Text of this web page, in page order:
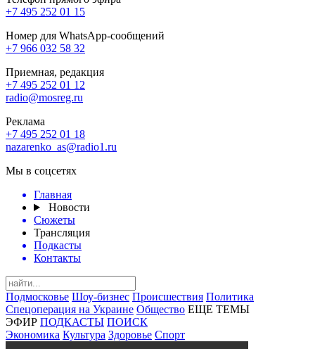
+7 495 252 01 15
Номер для WhatsApp-сообщений
+7 966 032 58 32
Приемная, редакция
+7 495 252 01 12
radio@mosreg.ru
Реклама
+7 495 252 01 18
nazarenko_as@radio1.ru
Мы в соцсетях
Главная
Новости
Сюжеты
Трансляция
Подкасты
Контакты
Подмосковье Шоу-бизнес Происшествия Политика
Спецоперация на Украине Общество ЕЩЕ ТЕМЫ
ЭФИР ПОДКАСТЫ ПОИСК
Экономика Культура Здоровье Спорт